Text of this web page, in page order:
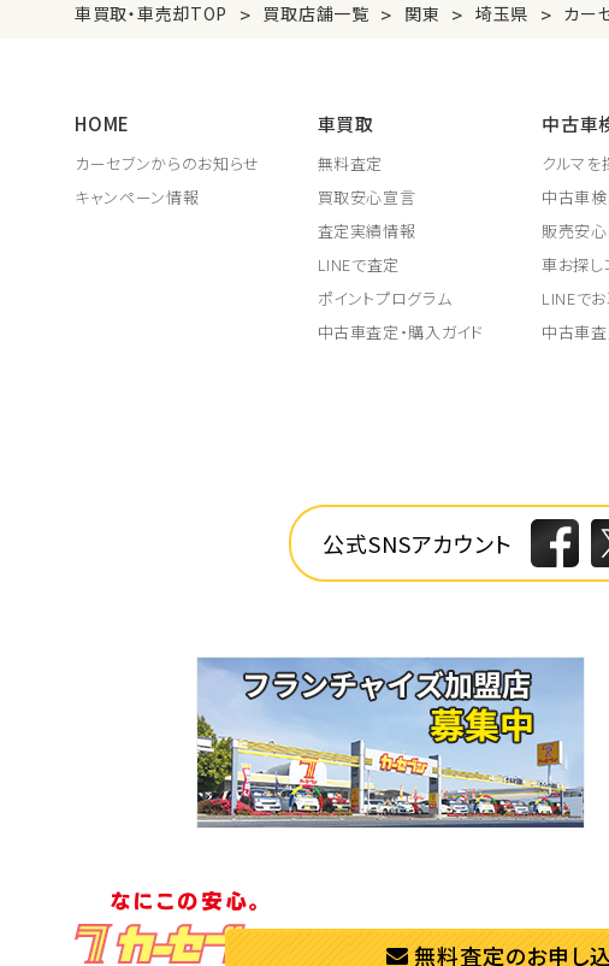
無料査定のお申し
車買取・車売却TOP > 買取店舗一覧 > 関東 > 埼玉県 > カー
HOME
カーセブンからのお知らせ
キャンペーン情報
車買取
無料査定
買取安心宣言
査定実績情報
LINEで査定
ポイントプログラム
中古車査定・購入ガイド
中古車
クルマを
中古車
販売安
車お探し
LINEで
中古車査
公式SNSアカウント
個人情報保護方針 個人情報の取り